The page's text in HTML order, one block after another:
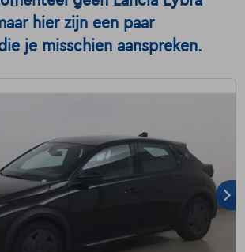
hier zijn een paar
je misschien aanspreken.